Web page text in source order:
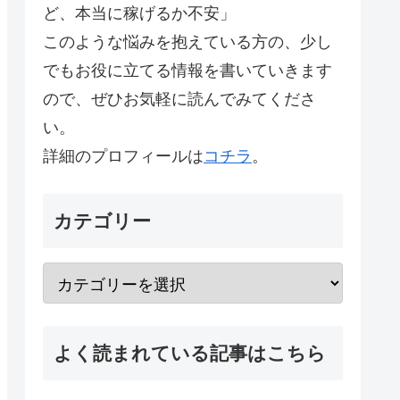
ど、本当に稼げるか不安」
このような悩みを抱えている方の、少し
でもお役に立てる情報を書いていきます
ので、ぜひお気軽に読んでみてくださ
い。
詳細のプロフィールはコチラ 。
カテゴリー
よく読まれている記事はこちら